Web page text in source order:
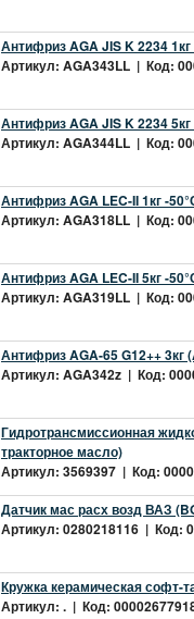
Антифриз AGA JIS K 2234
Артикул: AGA343LL | Код:
Антифриз AGA JIS K 2234
Артикул: AGA344LL | Код:
Антифриз AGA LEC-II 1кг -
Артикул: AGA318LL | Код:
Антифриз AGA LEC-II 5кг -
Артикул: AGA319LL | Код:
Антифриз AGA-65 G12++ 3кг
Артикул: AGA342z | Код:
Гидротрансмиссионная
тракторное масло)
Артикул: 3569397 | Код:
Датчик мас расх возд ВАЗ
Артикул: 0280218116 | Код:
Кружка керамическая софт-
Артикул: . | Код: